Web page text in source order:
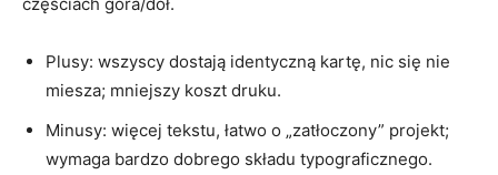
częściach góra/dół.
Plusy: wszyscy dostają identyczną kartę, nic się nie
miesza; mniejszy koszt druku.
Minusy: więcej tekstu, łatwo o „zatłoczony” projekt;
wymaga bardzo dobrego składu typograficznego.